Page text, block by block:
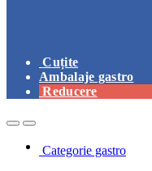
Cuțite
Ambalaje gastro
Reducere
OpenClose
Categorie gastro